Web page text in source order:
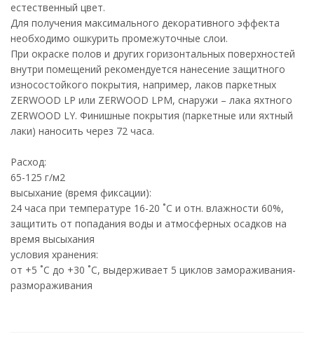
естественный цвет.
Для получения максимального декоративного эффекта
необходимо ошкурить промежуточные слои.
При окраске полов и других горизонтальных поверхностей
внутри помещений рекомендуется нанесение защитного
износостойкого покрытия, например, лаков паркетных
ZERWOOD LP или ZERWOOD LPM, снаружи – лака яхтного
ZERWOOD LY. Финишные покрытия (паркетные или яхтный
лаки) наносить через 72 часа.
Расход:
65-125 г/м2
высыхание (время фиксации):
24 часа при температуре 16-20 ˚С и отн. влажности 60%,
защитить от попадания воды и атмосферных осадков на
время высыхания
условия хранения:
от +5 ˚С до +30 ˚С, выдерживает 5 циклов замораживания-
размораживания